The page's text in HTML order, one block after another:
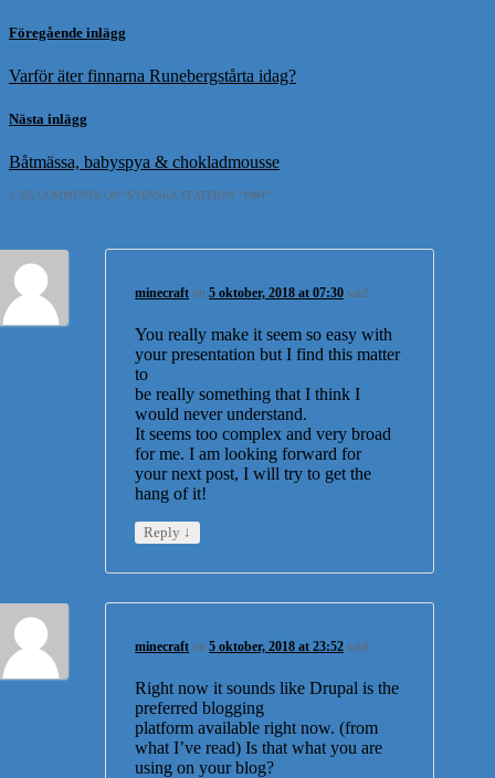
Föregående inlägg
Varför äter finnarna Runebergstårta idag?
Nästa inlägg
Båtmässa, babyspya & chokladmousse
3 595 COMMENTS ON “SVENSKA TEATERNS ”1984””
minecraft on5 oktober, 2018 at 07:30 said:
You really make it seem so easy with
your presentation but I find this matter
to
be really something that I think I
would never understand.
It seems too complex and very broad
for me. I am looking forward for
your next post, I will try to get the
hang of it!
Reply ↓
minecraft on5 oktober, 2018 at 23:52 said:
Right now it sounds like Drupal is the
preferred blogging
platform available right now. (from
what I’ve read) Is that what you are
using on your blog?